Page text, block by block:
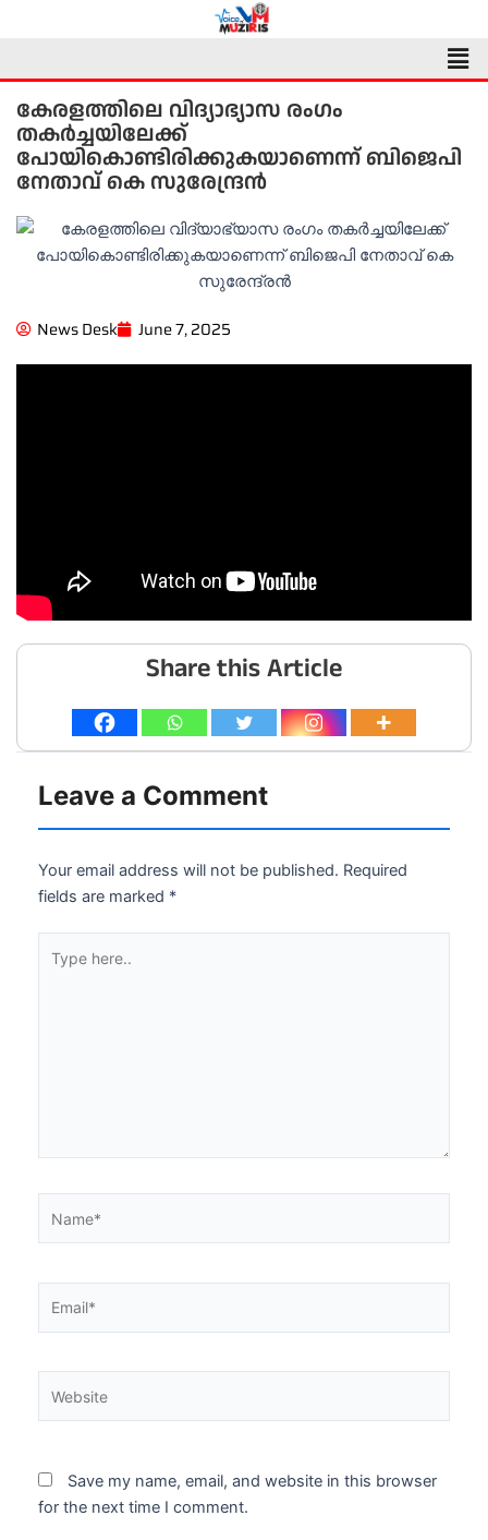
കേരളത്തിലെ വിദ്യാഭ്യാസ രംഗം
തകർച്ചയിലേക്ക്
പോയികൊണ്ടിരിക്കുകയാണെന്ന് ബിജെപി
നേതാവ് കെ സുരേന്ദ്രൻ
News Desk June 7, 2025
Share this Article
Leave a Comment
Your email address will not be published. Required
fields are marked *
here..
Save my name, email, and website in this browser
for the next time I comment.